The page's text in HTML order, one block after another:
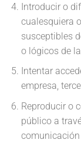
Introducir o
cualesquiera
susceptibles
o lógicos de
Intentar
empresa,
Reproducir o
público a